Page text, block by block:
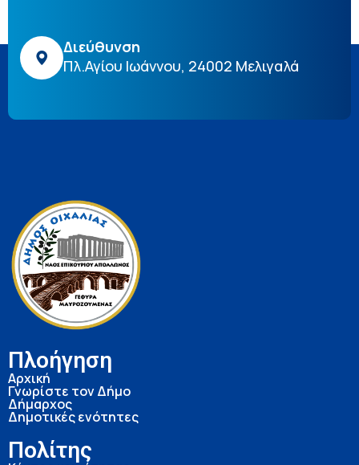
Διεύθυνση
Πλ.Αγίου Ιωάννου, 24002 Μελιγαλά
Πλοήγηση
Αρχική
Γνωρίστε τον Δήμο
Δήμαρχος
Δημοτικές ενότητες
Πολίτης